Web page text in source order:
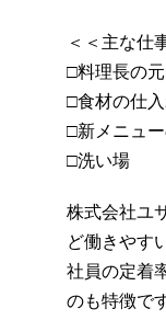
＜＜主な仕
□料理長の
□食材の仕
□新メニュ
□洗い場
株式会社ユ
ど働きやす
社員の定着
のも特徴で